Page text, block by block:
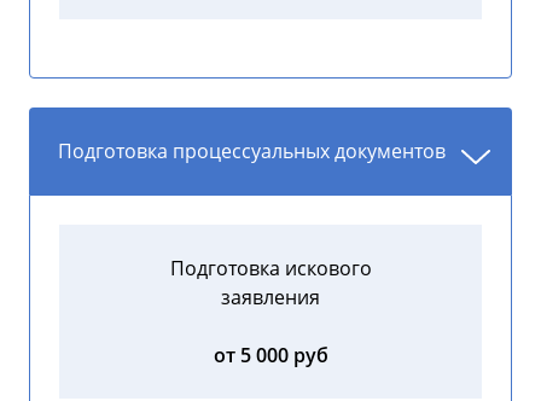
Подготовка процессуальных документов
Подготовка искового
заявления
от 5 000 руб